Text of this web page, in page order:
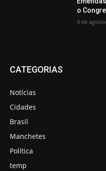
o
9 de
CATEGORIAS
Notícias
Cidades
Brasil
Manchetes
Política
temp